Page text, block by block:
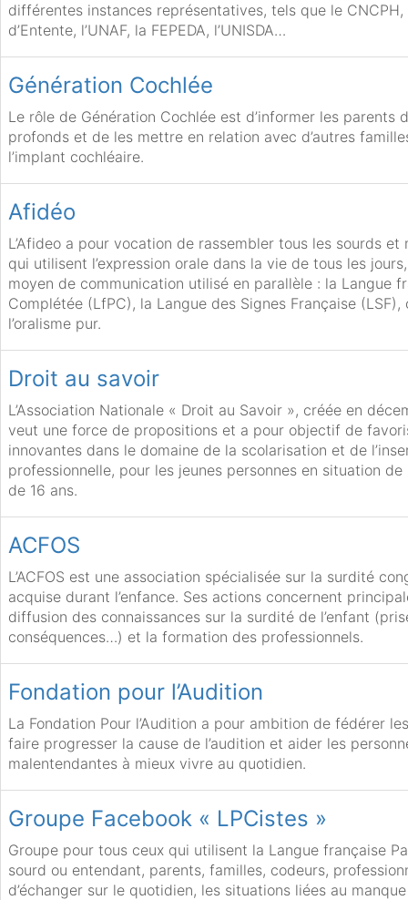
différentes instances représentatives, tels que le
d’Entente, l’UNAF, la FEPEDA, l’UNISDA…
Génération Cochlée
Le rôle de Génération Cochlée est d’informer les parents
profonds et de les mettre en relation avec d’autres
l’implant cochléaire.
Afidéo
L’Afideo a pour vocation de rassembler tous les sourds et
qui utilisent l’expression orale dans la vie de tous les
moyen de communication utilisé en parallèle : la Langue
Complétée (LfPC), la Langue des Signes Française (LSF),
l’oralisme pur.
Droit au savoir
L’Association Nationale « Droit au Savoir », créée en
veut une force de propositions et a pour objectif de
innovantes dans le domaine de la scolarisation et de
professionnelle, pour les jeunes personnes en situation
de 16 ans.
ACFOS
L’ACFOS est une association spécialisée sur la surdité
acquise durant l’enfance. Ses actions concernent
diffusion des connaissances sur la surdité de l’enfant
conséquences…) et la formation des professionnels.
Fondation pour l’Audition
La Fondation Pour l’Audition a pour ambition de fédérer
faire progresser la cause de l’audition et aider les
malentendantes à mieux vivre au quotidien.
Groupe Facebook « LPCistes »
Groupe pour tous ceux qui utilisent la Langue française
sourd ou entendant, parents, familles, codeurs,
d’échanger sur le quotidien, les situations liées au